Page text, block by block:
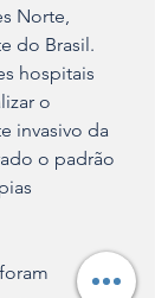
Norte,
do Brasil.
hospitais
o
invasivo da
o padrão